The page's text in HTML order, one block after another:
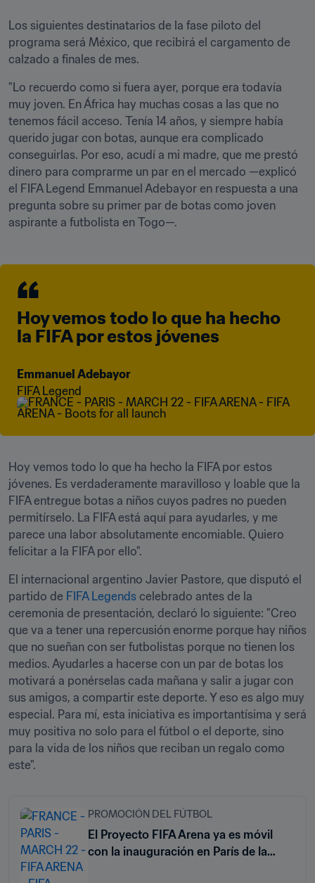
Los siguientes destinatarios de la fase piloto del
programa será México, que recibirá el cargamento de
calzado a finales de mes.
"Lo recuerdo como si fuera ayer, porque era todavía
muy joven. En África hay muchas cosas a las que no
tenemos fácil acceso. Tenía 14 años, y siempre había
querido jugar con botas, aunque era complicado
conseguirlas. Por eso, acudí a mi madre, que me prestó
dinero para comprarme un par en el mercado —explicó
el FIFA Legend Emmanuel Adebayor en respuesta a una
pregunta sobre su primer par de botas como joven
aspirante a futbolista en Togo—.
Hoy vemos todo lo que ha hecho
la FIFA por estos jóvenes
Emmanuel Adebayor
FIFA Legend
Hoy vemos todo lo que ha hecho la FIFA por estos
jóvenes. Es verdaderamente maravilloso y loable que la
FIFA entregue botas a niños cuyos padres no pueden
permitírselo. La FIFA está aquí para ayudarles, y me
parece una labor absolutamente encomiable. Quiero
felicitar a la FIFA por ello".
El internacional argentino Javier Pastore, que disputó el
partido de FIFA Legends celebrado antes de la
ceremonia de presentación, declaró lo siguiente: "Creo
que va a tener una repercusión enorme porque hay niños
que no sueñan con ser futbolistas porque no tienen los
medios. Ayudarles a hacerse con un par de botas los
motivará a ponérselas cada mañana y salir a jugar con
sus amigos, a compartir este deporte. Y eso es algo muy
especial. Para mí, esta iniciativa es importantísima y será
muy positiva no solo para el fútbol o el deporte, sino
para la vida de los niños que reciban un regalo como
este".
PROMOCIÓN DEL FÚTBOL
El Proyecto FIFA Arena ya es móvil
con la inauguración en París de la